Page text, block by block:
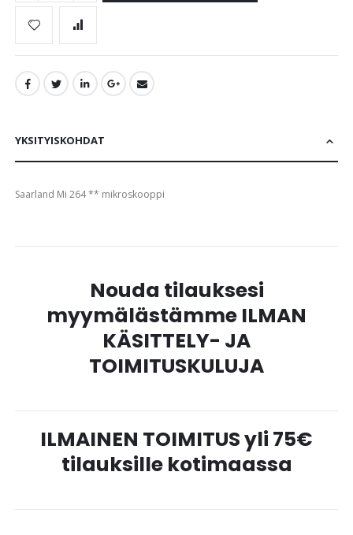
YKSITYISKOHDAT
Saarland Mi 264 ** mikroskooppi
Nouda tilauksesi
myymälästämme ILMAN
KÄSITTELY- JA
TOIMITUSKULUJA
ILMAINEN TOIMITUS yli 75€
tilauksille kotimaassa